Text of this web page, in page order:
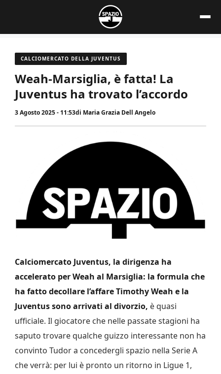
contenuto
CALCIOMERCATO DELLA JUVENTUS
Weah-Marsiglia, è fatta! La
Juventus ha trovato l’accordo
3 Agosto 2025 - 11:53di Maria Grazia Dell Angelo
Calciomercato Juventus, la dirigenza ha
accelerato per Weah al Marsiglia: la formula che
ha fatto decollare l’affareTimothy Weah e la
Juventus sono arrivati al divorzio, è quasi
ufficiale. Il giocatore che nelle passate stagioni ha
saputo trovare qualche guizzo interessante non ha
convinto Tudor a concedergli spazio nella Serie A
che verrà: per lui è pronto un ritorno in Ligue 1,